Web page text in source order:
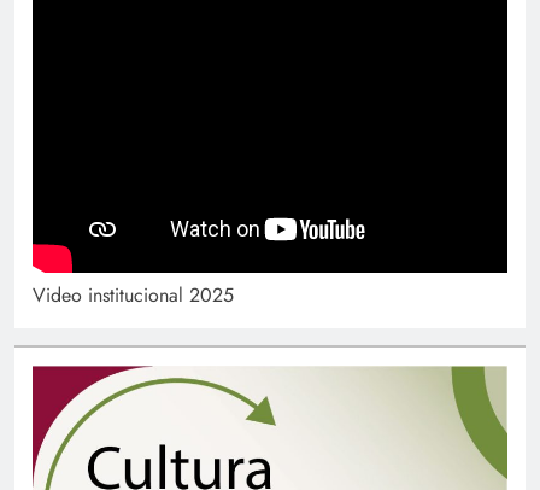
Video institucional 2025